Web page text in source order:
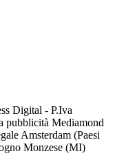
Digital - P.Iva
pubblicità Mediamond
Amsterdam (Paesi
Monzese (MI)